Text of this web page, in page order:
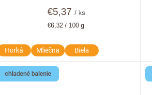
€5,37 / ks
Jednotková
€6,32 / 100 g
Horká Mliečna Biela
chladené balenie